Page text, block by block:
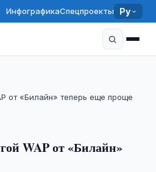
ИнфографикаСпецпроекты Ру
от «Билайн» теперь еще проще
WAP от «Билайн»